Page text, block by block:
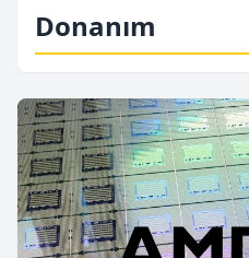
Donanım